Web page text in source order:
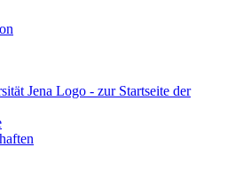
Jena Logo - zur Startseite der